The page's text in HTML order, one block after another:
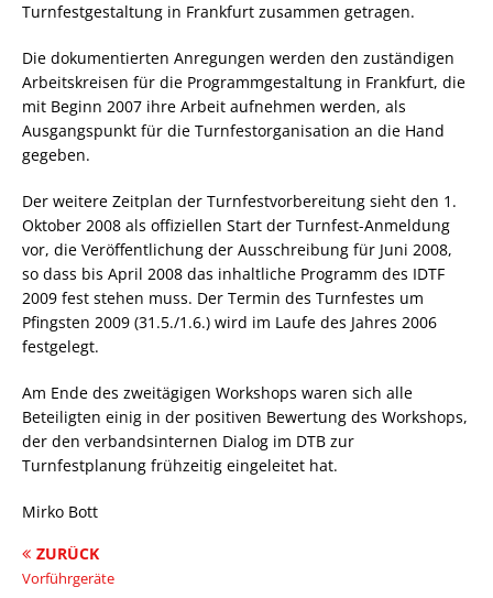
Turnfestgestaltung in Frankfurt zusammen getragen.
Die dokumentierten Anregungen werden den zuständigen
Arbeitskreisen für die Programmgestaltung in Frankfurt, die
mit Beginn 2007 ihre Arbeit aufnehmen werden, als
Ausgangspunkt für die Turnfestorganisation an die Hand
gegeben.
Der weitere Zeitplan der Turnfestvorbereitung sieht den 1.
Oktober 2008 als offiziellen Start der Turnfest-Anmeldung
vor, die Veröffentlichung der Ausschreibung für Juni 2008,
so dass bis April 2008 das inhaltliche Programm des IDTF
2009 fest stehen muss. Der Termin des Turnfestes um
Pfingsten 2009 (31.5./1.6.) wird im Laufe des Jahres 2006
festgelegt.
Am Ende des zweitägigen Workshops waren sich alle
Beteiligten einig in der positiven Bewertung des Workshops,
der den verbandsinternen Dialog im DTB zur
Turnfestplanung frühzeitig eingeleitet hat.
Mirko Bott
ZURÜCK
Vorführgeräte